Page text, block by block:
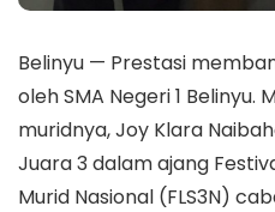
Belinyu — Prestasi
oleh SMA Negeri 1 Belinyu.
muridnya, Joy Klara
Juara 3 dalam ajang
Murid Nasional (FLS3N)